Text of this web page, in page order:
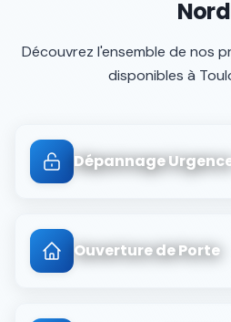
Nord
Découvrez l'ensemble de nos
disponibles à
Dépannage
Ouverture de Porte